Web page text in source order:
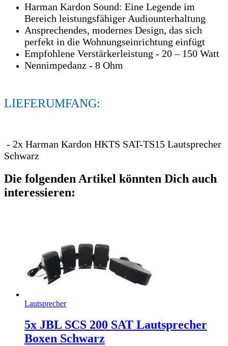
Harman Kardon Sound: Eine Legende im
Bereich leistungsfähiger Audiounterhaltung
Ansprechendes, modernes Design, das sich
perfekt in die Wohnungseinrichtung einfügt
Empfohlene Verstärkerleistung - 20 – 150 Watt
Nennimpedanz - 8 Ohm
LIEFERUMFANG:
- 2x Harman Kardon HKTS SAT-TS15 Lautsprecher
Schwarz
Die folgenden Artikel könnten Dich auch
interessieren:
Lautsprecher
5x JBL SCS 200 SAT Lautsprecher
Boxen Schwarz